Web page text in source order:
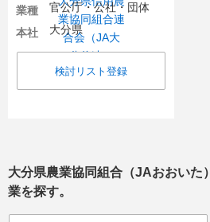
業種
官公庁・公社・団体
本社
大分県
検討リスト登録
大分県農業協同組合（JAおおいた）
業を探す。